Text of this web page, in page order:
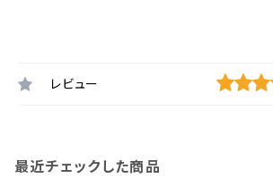
レビュー
最近チェックした商品